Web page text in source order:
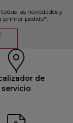
las novedades y
primer pedido*.
de
servicio